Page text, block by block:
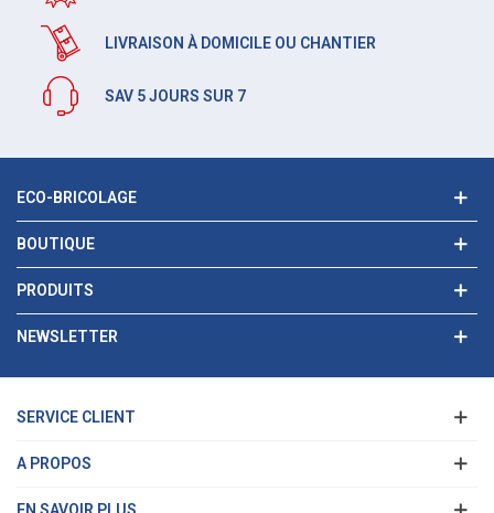
LIVRAISON À DOMICILE OU CHANTIER
SAV 5 JOURS SUR 7
ECO-BRICOLAGE
BOUTIQUE
PRODUITS
NEWSLETTER
SERVICE CLIENT
A PROPOS
EN SAVOIR PLUS